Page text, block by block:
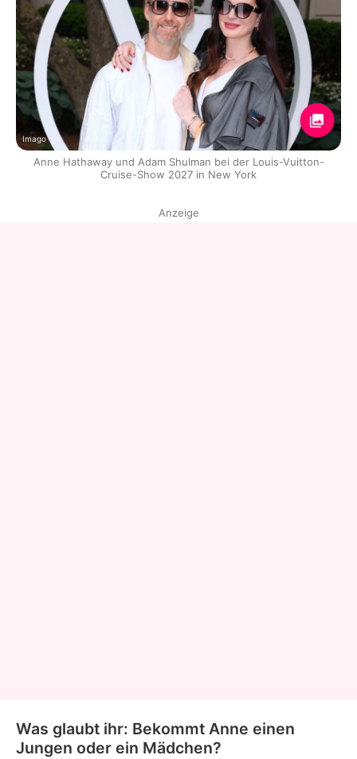
Imago
Anne Hathaway und Adam Shulman bei der Louis-Vuitton-
Cruise-Show 2027 in New York
Anzeige
Was glaubt ihr: Bekommt Anne einen
Jungen oder ein Mädchen?